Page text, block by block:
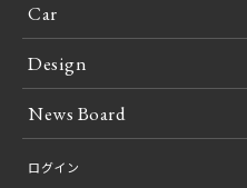
Car
Design
News Board
ログイン